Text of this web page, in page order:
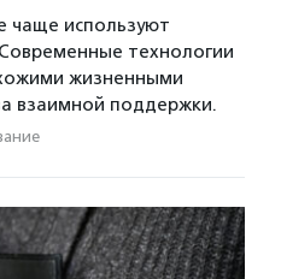
чаще используют
технологии
жизненными
взаимной поддержки.